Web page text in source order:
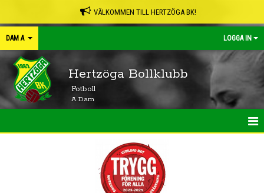
VÄLKOMMEN TILL HERTZÖGA BK!
DAM A LOGGA IN
Hertzöga Bollklubb
Fotboll
A Dam